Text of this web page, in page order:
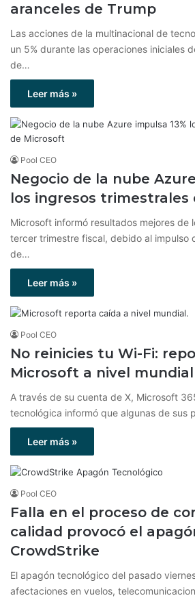
aranceles de Trump
Las acciones de la multinacional de
un 5% durante las operaciones iniciales
de…
Leer más »
Pool CEO
Negocio de la nube
los ingresos trimestrales
Microsoft informó resultados mejores de
tercer trimestre fiscal, debido al impulso
de…
Leer más »
Pool CEO
No reinicies tu Wi-Fi:
Microsoft a nivel mundial
A través de su cuenta de X, Microsoft
tecnológica informó que algunas de sus
Leer más »
Pool CEO
Falla en el proceso de
calidad provocó el
CrowdStrike
El apagón tecnológico del pasado
afectaciones en vuelos,